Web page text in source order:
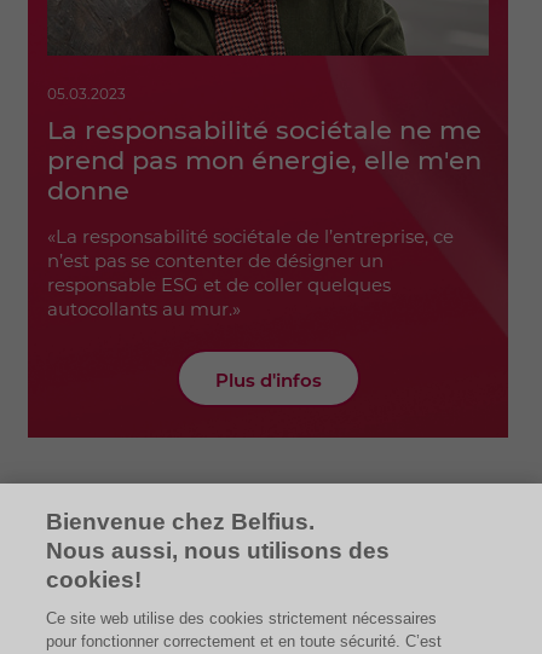
05.03.2023
La responsabilité sociétale ne me
prend pas mon énergie, elle m'en
donne
«La responsabilité sociétale de l’entreprise, ce
n’est pas se contenter de désigner un
responsable ESG et de coller quelques
autocollants au mur.»
Plus d'infos
Découvrez Corporate ESG Ambition
Bienvenue chez Belfius.
Nous aussi, nous utilisons des
cookies!
Ce site web utilise des cookies strictement nécessaires
pour fonctionner correctement et en toute sécurité. C’est